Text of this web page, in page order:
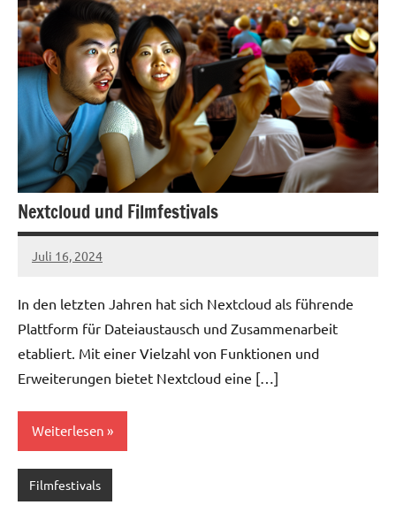
Nextcloud und Filmfestivals
Juli 16, 2024
admin
In den letzten Jahren hat sich Nextcloud als führende
Plattform für Dateiaustausch und Zusammenarbeit
etabliert. Mit einer Vielzahl von Funktionen und
Erweiterungen bietet Nextcloud eine […]
Weiterlesen
Filmfestivals